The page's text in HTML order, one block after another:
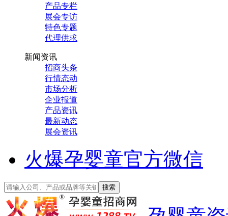
产品专栏
展会专访
特色专题
代理供求
新闻资讯
招商头条
行情态动
市场分析
企业报道
产品资讯
最新动态
展会资讯
火爆孕婴童官方微信